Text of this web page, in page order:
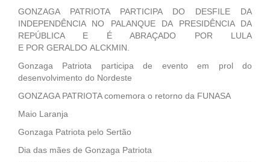
GONZAGA PATRIOTA PARTICIPA DO DESFILE DA
INDEPENDÊNCIA NO PALANQUE DA PRESIDÊNCIA DA
REPÚBLICA E É ABRAÇADO POR LULA
E POR GERALDO ALCKMIN.
Gonzaga Patriota participa de evento em prol do
desenvolvimento do Nordeste
GONZAGA PATRIOTA comemora o retorno da FUNASA
Maio Laranja
Gonzaga Patriota pelo Sertão
Dia das mães de Gonzaga Patriota